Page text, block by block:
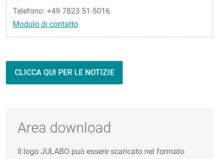
Telefono: +49 7823 51-5016
Modulo di contatto
CLICCA QUI PER LE NOTIZIE
Area download
Il logo JULABO può essere scaricato nel formato